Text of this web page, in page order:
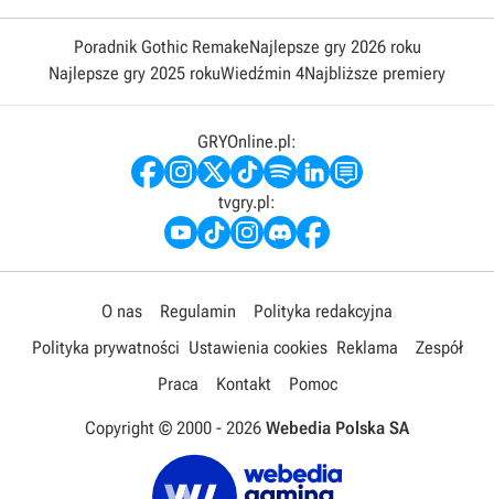
Poradnik Gothic RemakeNajlepsze gry 2026 roku
Najlepsze gry 2025 rokuWiedźmin 4Najbliższe premiery
GRYOnline.pl:
tvgry.pl:
O nas Regulamin
Polityka redakcyjna
Polityka prywatności Ustawienia cookies Reklama
Zespół
Praca
Kontakt Pomoc
Copyright © 2000 - 2026 Webedia Polska SA